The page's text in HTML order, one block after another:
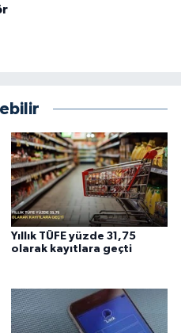
Yıllık TÜFE yüzde 31,75
olarak kayıtlara geçti